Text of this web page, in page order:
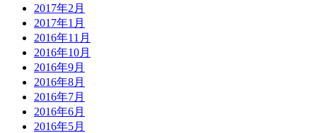
2017年2月
2017年1月
2016年11月
2016年10月
2016年9月
2016年8月
2016年7月
2016年6月
2016年5月